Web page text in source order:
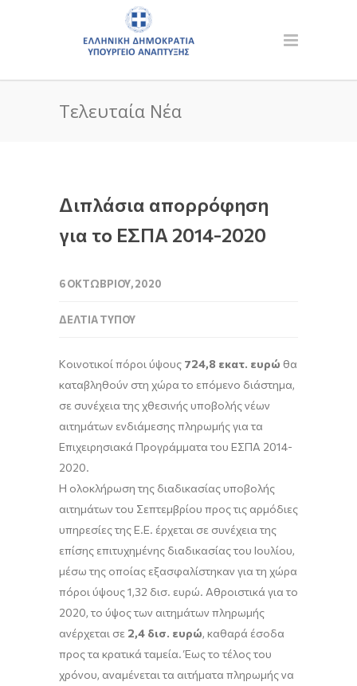
Τελευταία Νέα
Διπλάσια απορρόφηση
για το ΕΣΠΑ 2014-2020
6 ΟΚΤΩΒΡΊΟΥ, 2020
ΔΕΛΤΊΑ ΤΎΠΟΥ
Κοινοτικοί πόροι ύψους 724,8 εκατ. ευρώ θα
καταβληθούν στη χώρα το επόμενο διάστημα,
σε συνέχεια της χθεσινής υποβολής νέων
αιτημάτων ενδιάμεσης πληρωμής για τα
Επιχειρησιακά Προγράμματα του ΕΣΠΑ 2014-
2020.
Η ολοκλήρωση της διαδικασίας υποβολής
αιτημάτων του Σεπτεμβρίου προς τις αρμόδιες
υπηρεσίες της E.E. έρχεται σε συνέχεια της
επίσης επιτυχημένης διαδικασίας του Ιουλίου,
μέσω της οποίας εξασφαλίστηκαν για τη χώρα
πόροι ύψους 1,32 δισ. ευρώ. Αθροιστικά για το
2020, το ύψος των αιτημάτων πληρωμής
ανέρχεται σε 2,4 δισ. ευρώ, καθαρά έσοδα
προς τα κρατικά ταμεία. Έως το τέλος του
χρόνου, αναμένεται τα αιτήματα πληρωμής να